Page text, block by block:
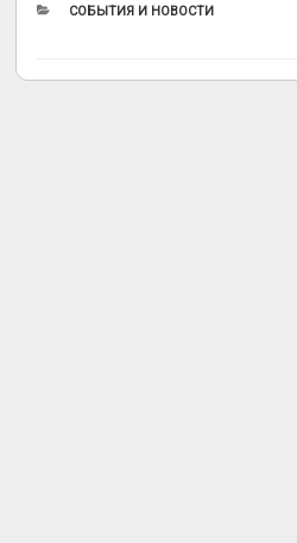
РУБРИКИ
СОБЫТИЯ И НОВОСТИ